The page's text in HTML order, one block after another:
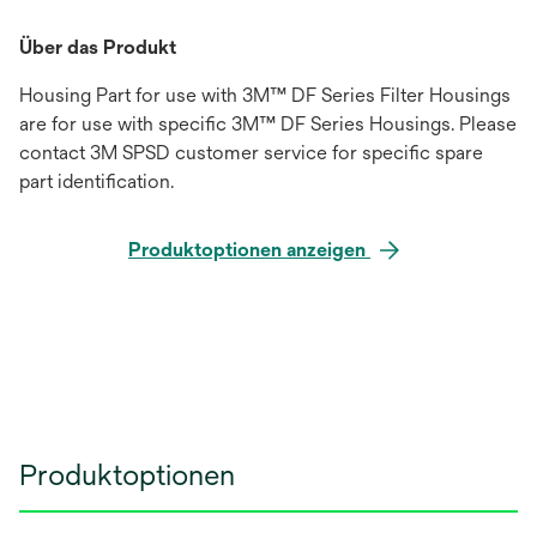
Über das Produkt
Housing Part for use with 3M™ DF Series Filter Housings
are for use with specific 3M™ DF Series Housings. Please
contact 3M SPSD customer service for specific spare
part identification.
Produktoptionen anzeigen
Produktoptionen